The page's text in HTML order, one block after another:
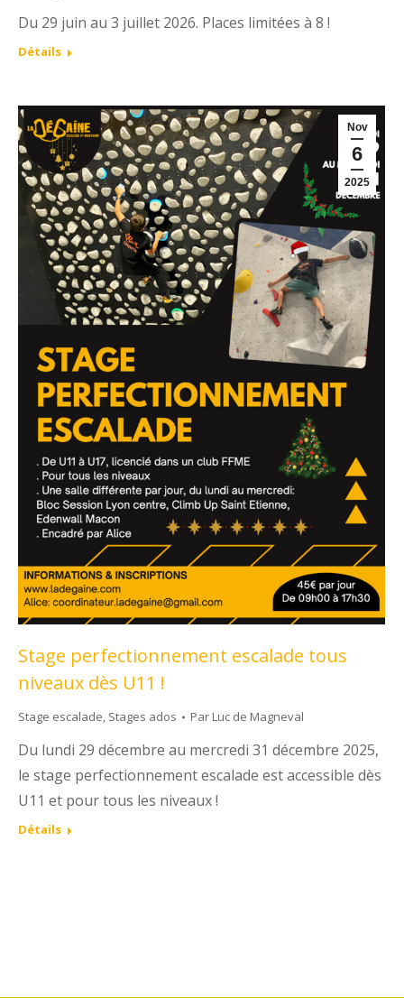
Du 29 juin au 3 juillet 2026. Places limitées à 8 !
Détails
Nov
6
2025
Stage perfectionnement escalade tous
niveaux dès U11 !
Stage escalade, Stages ados Par Luc de Magneval
Du lundi 29 décembre au mercredi 31 décembre 2025,
le stage perfectionnement escalade est accessible dès
U11 et pour tous les niveaux !
Détails